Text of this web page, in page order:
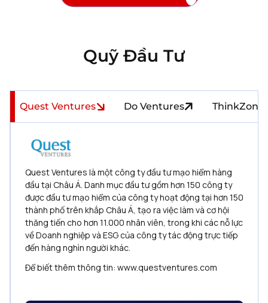
Quỹ Đầu Tư
Quest Ventures Do Ventures ThinkZone
Quest Ventures là một công ty đầu tư mạo hiểm hàng
đầu tại Châu Á. Danh mục đầu tư gồm hơn 150 công ty
được đầu tư mạo hiểm của công ty hoạt động tại hơn 150
thành phố trên khắp Châu Á, tạo ra việc làm và cơ hội
thăng tiến cho hơn 11.000 nhân viên, trong khi các nỗ lực
về Doanh nghiệp và ESG của công ty tác động trực tiếp
đến hàng nghìn người khác.
Để biết thêm thông tin: www.questventures.com